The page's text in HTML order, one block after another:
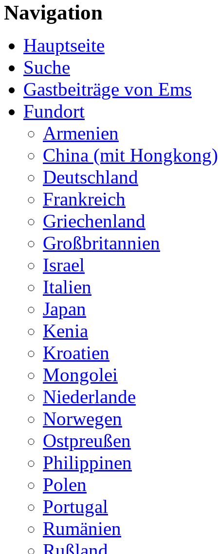
Navigation
Hauptseite
Suche
Gastbeiträge von Ems
Fundort
Armenien
China (mit Hongkong)
Deutschland
Frankreich
Griechenland
Großbritannien
Israel
Italien
Japan
Kenia
Kroatien
Mongolei
Niederlande
Norwegen
Ostpreußen
Philippinen
Polen
Portugal
Rumänien